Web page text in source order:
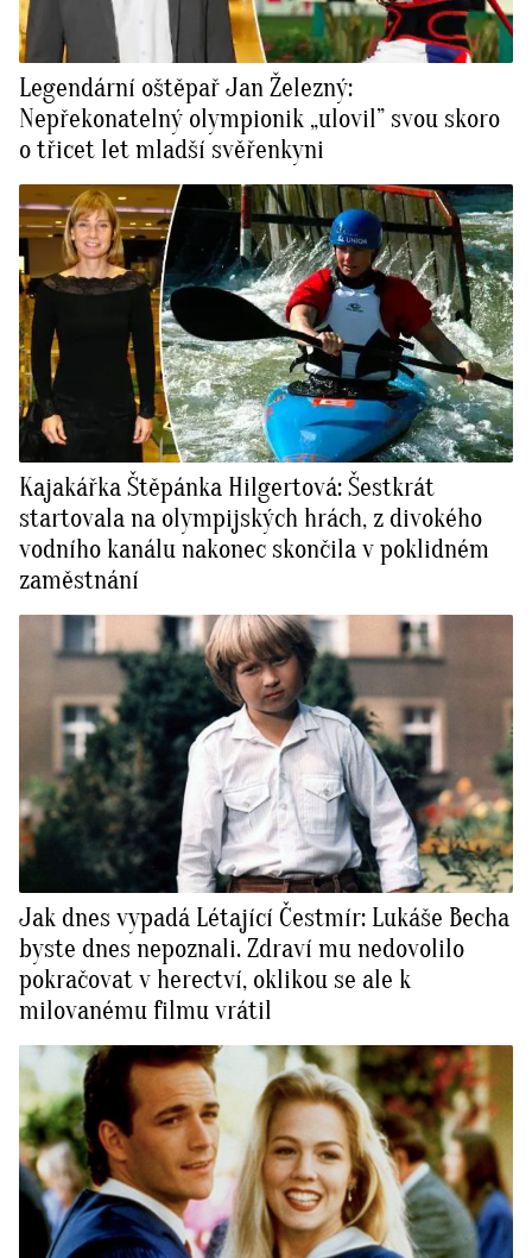
Legendární oštěpař Jan Železný:
Nepřekonatelný olympionik „ulovil” svou skoro
o třicet let mladší svěřenkyni
Kajakářka Štěpánka Hilgertová: Šestkrát
startovala na olympijských hrách, z divokého
vodního kanálu nakonec skončila v poklidném
zaměstnání
Jak dnes vypadá Létající Čestmír: Lukáše Becha
byste dnes nepoznali. Zdraví mu nedovolilo
pokračovat v herectví, oklikou se ale k
milovanému filmu vrátil